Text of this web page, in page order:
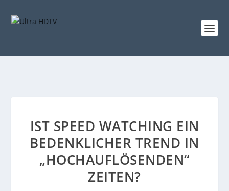
IST SPEED WATCHING EIN
BEDENKLICHER TREND IN
„HOCHAUFLÖSENDEN“
ZEITEN?